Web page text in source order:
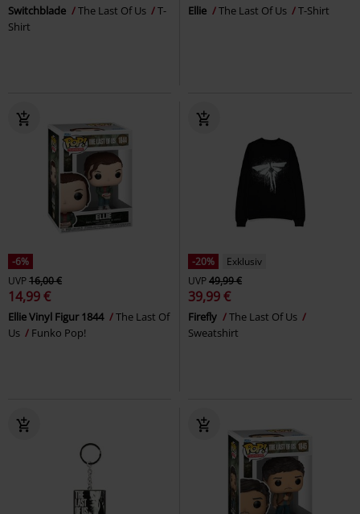
Switchblade The Last Of Us
T-
Shirt
Ellie The Last Of Us T-Shirt
-6%
UVP16,00 €
14,99 €
Ellie Vinyl Figur 1844
The Last Of
Us
Funko Pop!
-20%
Exklusiv
UVP49,99 €
39,99 €
Firefly
The Last Of Us
Sweatshirt